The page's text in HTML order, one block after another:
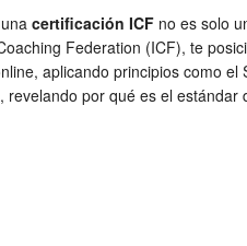
certificación ICF no es solo
Federation (ICF), te
aplicando principios como
por qué es el